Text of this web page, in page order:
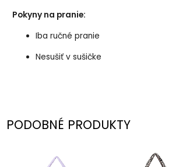
Pokyny na pranie:
Iba ručné pranie
Nesušiť v sušičke
PODOBNÉ PRODUKTY